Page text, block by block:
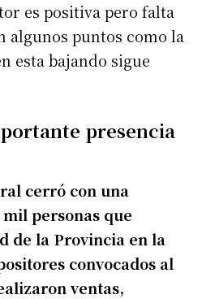
es positiva pero falta
algunos puntos como la
esta bajando sigue
presencia
cerró con una
personas que
de la Provincia en la
convocados al
ventas,